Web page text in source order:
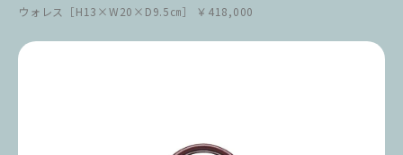
ウォレス［H13×W20×D9.5㎝］ ￥418,000